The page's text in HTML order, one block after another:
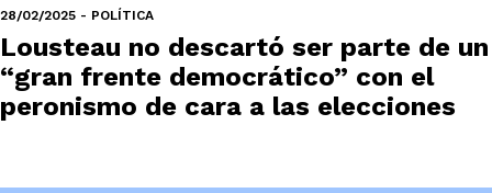
28/02/2025 - POLÍTICA
Lousteau no descartó ser parte de un
“gran frente democrático” con el
peronismo de cara a las elecciones